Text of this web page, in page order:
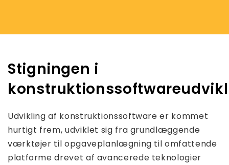
Stigningen i
Udvikling af konstruktionssoftware er kommet
hurtigt frem, udviklet sig fra grundlæggende
værktøjer til opgaveplanlægning til omfattende
platforme drevet af avancerede teknologier